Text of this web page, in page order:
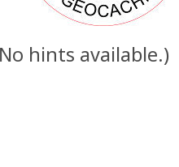
No hints available.)